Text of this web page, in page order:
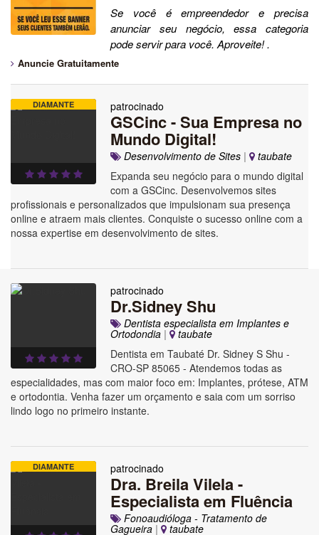
Se você é empreendedor e precisa
anunciar seu negócio, essa categoria
pode servir para você. Aproveite! .
Anuncie Gratuitamente
DIAMANTE patrocinado
GSCinc - Sua Empresa no
Mundo Digital!
Desenvolvimento de Sites |
taubate
Expanda seu negócio para o mundo digital
com a GSCinc. Desenvolvemos sites
profissionais e personalizados que impulsionam sua presença
online e atraem mais clientes. Conquiste o sucesso online com a
nossa expertise em desenvolvimento de sites.
patrocinado
Dr.Sidney Shu
Dentista especialista em Implantes e
Ortodondia |
taubate
Dentista em Taubaté Dr. Sidney S Shu -
CRO-SP 85065 - Atendemos todas as
especialidades, mas com maior foco em: Implantes, prótese, ATM
e ortodontia. Venha fazer um orçamento e saia com um sorriso
lindo logo no primeiro instante.
DIAMANTE patrocinado
Dra. Breila Vilela -
Especialista em Fluência
Fonoaudióloga - Tratamento de
Gagueira | taubate